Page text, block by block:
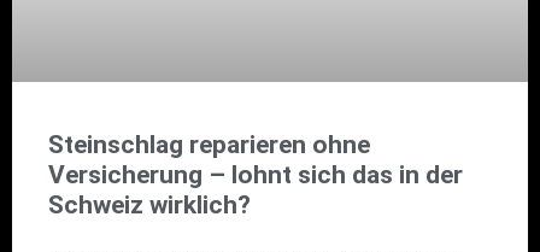
Steinschlag reparieren ohne
Versicherung – lohnt sich das in der
Schweiz wirklich?